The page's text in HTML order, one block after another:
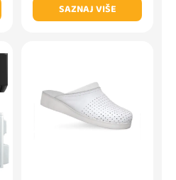
SAZNAJ VIŠE